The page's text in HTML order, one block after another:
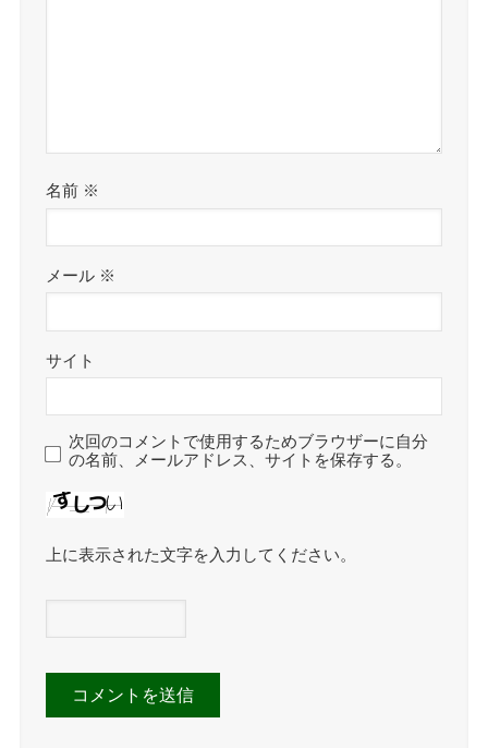
名前 ※
メール ※
サイト
次回のコメントで使用するためブラウザーに自分
の名前、メールアドレス、サイトを保存する。
上に表示された文字を入力してください。